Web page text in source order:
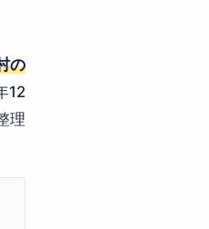
の
12
理